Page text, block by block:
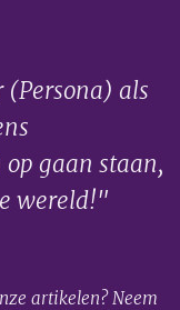
(Persona) als
gaan staan,
wereld!"
artikelen? Neem